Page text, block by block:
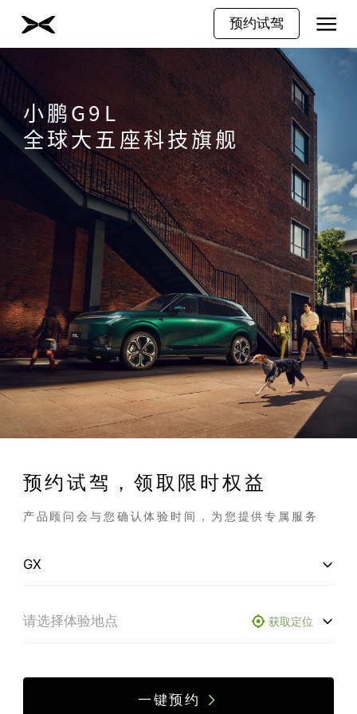
预约试驾
小鹏G9L
全球大五座科技旗舰
预约试驾，领取限时权益
产品顾问会与您确认体验时间，为您提供专属服务
获取定位
一键预约